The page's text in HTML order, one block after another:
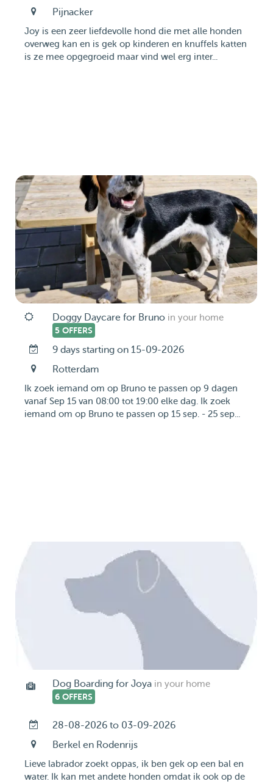
Pijnacker
Joy is een zeer liefdevolle hond die met alle honden
overweg kan en is gek op kinderen en knuffels katten
is ze mee opgegroeid maar vind wel erg inter...
Doggy Daycare for Bruno in your home
5 OFFERS
9 days starting on 15-09-2026
Rotterdam
Ik zoek iemand om op Bruno te passen op 9 dagen
vanaf Sep 15 van 08:00 tot 19:00 elke dag. Ik zoek
iemand om op Bruno te passen op 15 sep. - 25 sep...
Dog Boarding for Joya in your home
6 OFFERS
28-08-2026 to 03-09-2026
Berkel en Rodenrijs
Lieve labrador zoekt oppas, ik ben gek op een bal en
water. Ik kan met andete honden omdat ik ook op de